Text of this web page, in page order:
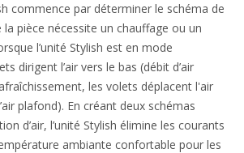
commence par déterminer le schéma de
la pièce nécessite un chauffage ou un
l’unité Stylish est en mode
dirigent l’air vers le bas (débit d’air
les volets déplacent l'air
plafond). En créant deux schémas
d’air, l’unité Stylish élimine les courants
ambiante confortable pour les